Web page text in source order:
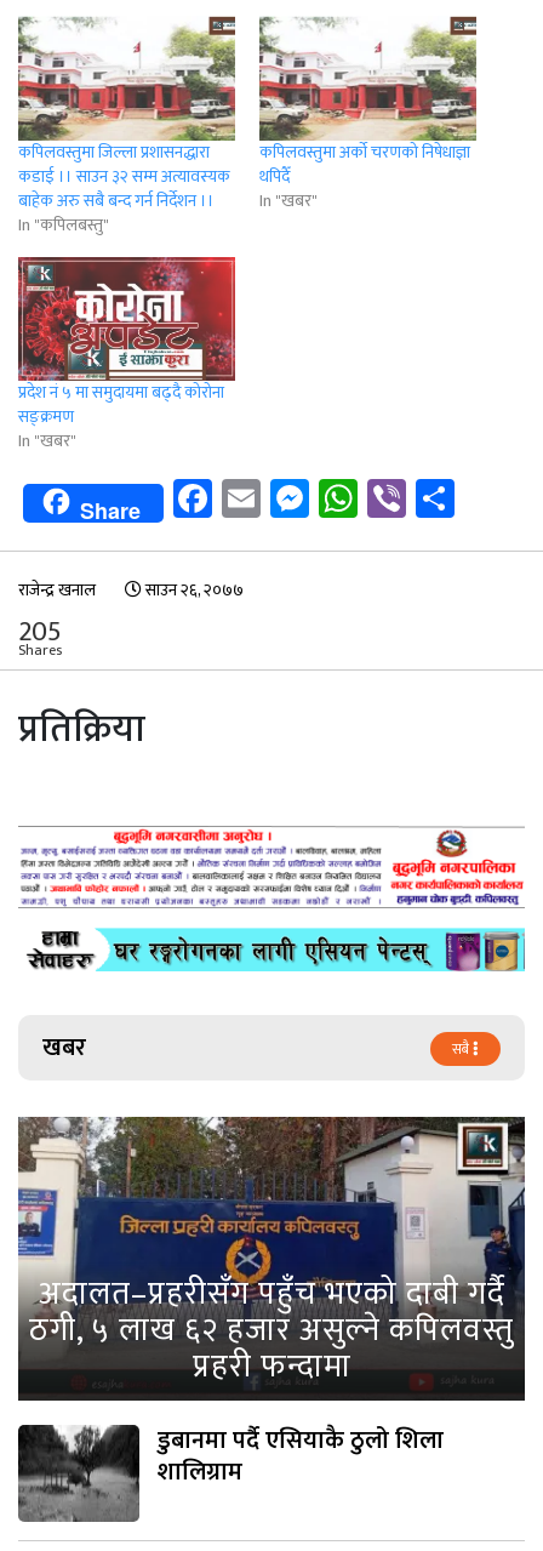
कपिलवस्तुमा जिल्ला प्रशासनद्धारा
कडाई ।। साउन ३२ सम्म अत्यावस्यक
बाहेक अरु सबै बन्द गर्न निर्देशन ।।
In "कपिलबस्तु"
कपिलवस्तुमा अर्काे चरणको निषेधाज्ञा
थपिदैँ
In "खबर"
प्रदेश नं ५ मा समुदायमा बढ्दै कोरोना
सङ्क्रमण
In "खबर"
Share Facebook
EmailMessenger
WhatsApp
Viber
राजेन्द्र खनाल साउन २६, २०७७
205
Shares
प्रतिक्रिया
खबर सबै
अदालत–प्रहरीसँग पहुँच भएको दाबी गर्दै
ठगी, ५ लाख ६२ हजार असुल्ने कपिलवस्तु
प्रहरी फन्दामा
डुबानमा पर्दै एसियाकै ठुलो शिला
शालिग्राम